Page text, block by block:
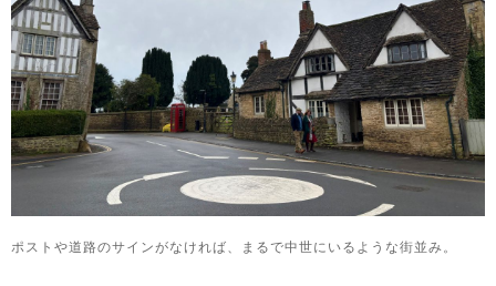
ポストや道路のサインがなければ、まるで中世にいるような街並み。